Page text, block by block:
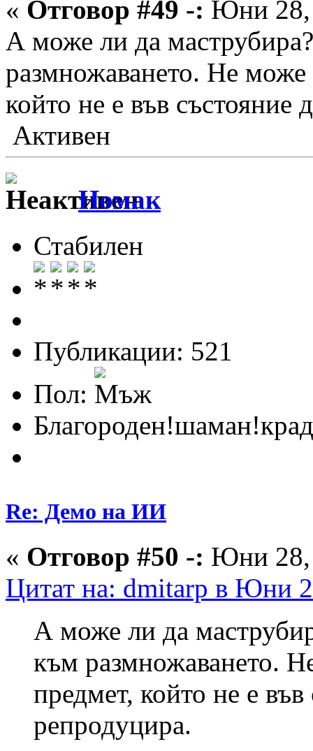
« Отговор #49 -: Юни 28,
А може ли да
размножаването. Не може
който не е във състояние
Активен
Номак
Стабилен
Публикации: 521
Пол:
Re: Демо на ИИ
« Отговор #50 -: Юни 28,
Цитат на: dmitarp в Юни
А може ли да
към размножаването.
предмет, който не е във
репродуцира.